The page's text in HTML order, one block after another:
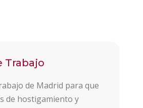
Trabajo
de Madrid para que
de hostigamiento y